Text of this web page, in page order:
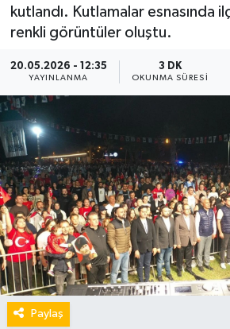
kutlandı. Kutlamalar esnasında
renkli görüntüler oluştu.
20.05.2026 - 12:35
YAYINLANMA
3 DK
OKUNMA SÜRESI
Paylaş
Gazipaşa